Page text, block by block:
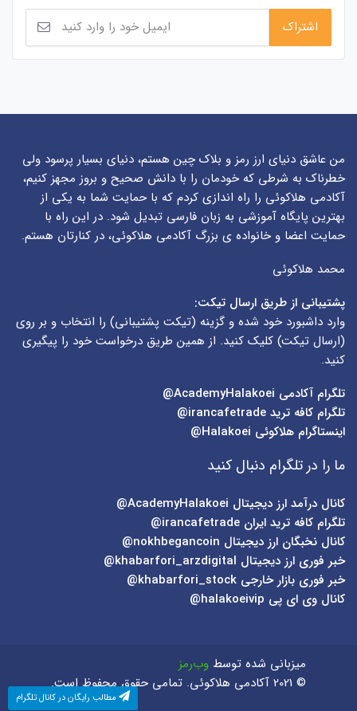
من عاشق دنیای ارز رمز و بلاک چین هستم، دنیای بسیار پرسود ولی
خطرناک به شرطی که خودمان را با دانش صحیح و بروز مجهز کنیم،
آکادمی هلاکوئی را راه اندازی کردم که با حمایت شما به یکی از
بهترین پایگاه آموزشی به زبان فارسی تبدیل شود. در این راه با
حمایت اعضا و خانواده ی بزرگ آکادمی هلاکوئی، در کنارتان هستم.
محمد هلاکوئی
پشتیبانی از طریق ارسال تیکت:
وارد داشبورد خود شده و گزینه (تیکت پشتیبانی) را انتخاب و بر روی
(ارسال تیکت) کلیک کنید. از همین طریق درخواست خود را پیگیری
کنید.
تلگرام آکادمی
تلگرام کافه ترید irancafetrade@
اینستاگرام هلاکوئی Halakoei@
ما را در تلگرام دنبال کنید
کانال درآمد ارز دیجیتال AcademyHalakoei@
تلگرام کافه ترید ایران irancafetrade@
کانال نخبگان ارز دیجیتال nokhbegancoin@
خبر فوری ارز دیجیتال khabarfori_arzdigital@
خبر فوری بازار خارجی khabarfori_stock@
کانال وی ای پی halakoeivip@
میزبانی شده توسط وب‌رمز
© 2021 آکادمی هلاکوئی. تمامی حقوق محفوظ است.
مطالب رایگان در کانال تلگرام